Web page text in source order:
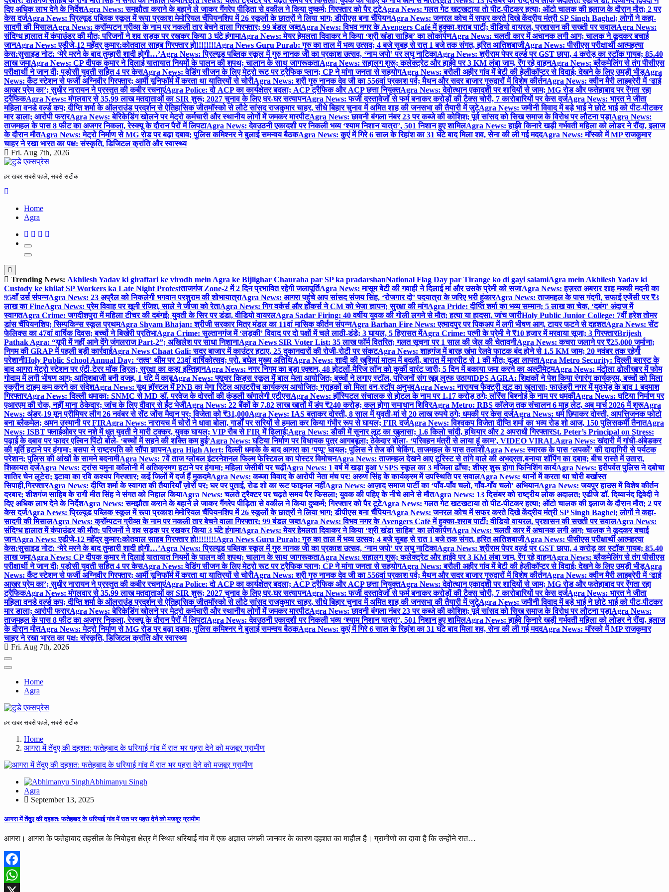
दिए अधिक लाभ देने के निर्देशAgra News: समझौता कराने के बहाने ले जाकर गैंगरेप पीड़िता से वकील ने किया दुष्कर्म; गिरफ्तार को पैर टूटेAgra News: गलत गेट खटखटाया तो पीट-पीटकर हत्या; ऑटो चालक की इलाज के दौरान मौत; 2 पर
केस दर्जAgra News: प्रिल्यूड पब्लिक स्कूल में रूपा प्रकाश मेमोरियल चैंपियनशिप में 26 स्कूलों के छात्रों ने लिया भाग; डीपीएस बना चैंपियनAgra News: जनरल कोच में सफर करते दिखे केंद्रीय मंत्री SP Singh Baghel; लोगों ने कहा-
सादगी की मिसालAgra News: क्रॉम्पटन ग्रीव्स के नाम पर नकली तार बेचने वाला गिरफ्तार; 99 बंडल जब्तAgra News: विभव नगर के Avengers Café में हुक्का-शराब पार्टी; वीडियो वायरल, प्रशासन की सख्ती पर सवालAgra News:
संदिग्ध हालात में कंपाउंडर की मौत; परिजनों ने शव सड़क पर रखकर किया 3 घंटे हंगामाAgra News: मेयर हेमलता दिवाकर ने किया ‘श्री खंडा साहिब’ का लोकार्पणAgra News: चलती कार में अचानक लगी आग; चालक ने कूदकर बचाई
जानAgra News: एडीजे-12 महेंद्र कुमार:कोतवाल साहब गिरफ्तार हो!!!!!!!!Agra News Guru Purab: गुरु का ताल में भव्य उत्सव; 4 बजे सुबह से रात 1 बजे तक संगत, हरित आतिशबाजीAgra News: पीसीएस परीक्षार्थी आत्महत्या
केस:सुसाइड नोट: ‘मेरे मरने के बाद तुम्हारी शादी होगी…’Agra News: प्रिल्यूड पब्लिक स्कूल में गुरु नानक जी का प्रकाश उत्सव, ‘नाम जपो’ पर लघु नाटिकाAgra News: श्रीराम पेपर वर्ल्ड पर GST छापा, 4 करोड़ का स्टॉक गायब; 85.40
लाख जमाAgra News: CP दीपक कुमार ने दिलाई यातायात नियमों के पालन की शपथ; चालान के साथ जागरूकताAgra News: सहालग शुरू; कलेक्ट्रेट और हाईवे पर 3 KM लंबा जाम, रेंग रहे वाहनAgra News: ब्लैकमेलिंग से तंग पीसीएस
परीक्षार्थी ने जान दी; पड़ोसी युवती सहित 4 पर केसAgra News: वेडिंग सीजन के लिए मेट्रो रूट पर ट्रैफिक प्लान; CP ने मांगा जनता से सहयोगAgra News: बरौली अहीर गांव में बेटी की हेलीकॉप्टर से विदाई; देखने के लिए उमड़ी भीड़Agra
News: कैंट स्टेशन से फर्जी अग्निवीर गिरफ्तार; आर्मी यूनिफॉर्म में करता था यात्रियों से चोरीAgra News: श्री गुरु नानक देव जी का 556वां प्रकाश पर्व; मैथन और सदर बाजार गुरुद्वारों में विशेष कीर्तनAgra News: क्वीन मैरी लाइब्रेरी में ‘ढाई
आखर प्रेम का’; सुधीर नारायन ने प्रस्तुत की कबीर रचनाएंAgra Police: दो ACP का कार्यक्षेत्र बदला; ACP ट्रैफिक और ACP छत्ता नियुक्तAgra News: देवोत्थान एकादशी पर शादियों से जाम; MG रोड और फतेहाबाद पर रेंगता रहा
ट्रैफिकAgra News: मंगलवार से 35.99 लाख मतदाताओं का SIR शुरू; 2027 चुनाव के लिए घर-घर सत्यापनAgra News: फर्जी दस्तावेजों से फर्म बनाकर करोड़ों की टैक्स चोरी, 7 कारोबारियों पर केस दर्जAgra News: भारत ने जीता
महिला वनडे वर्ल्ड कप; दीप्ति शर्मा के ऑलराउंड प्रदर्शन से ऐतिहासिक जीतमॉस्को से लौटे सांसद राजकुमार चाहर, सीधे बिहार चुनाव में अमित शाह की जनसभा की तैयारी में जुटेAgra News: जमीनी विवाद में बड़े भाई ने छोटे भाई को पीट-पीटकर
मार डाला; आरोपी फरारAgra News: बेरिकेडिंग खोलने पर मेट्रो कर्मचारी और स्थानीय लोगों में जमकर मारपीटAgra News: छावनी बंगला नंबर 23 पर कब्जे की कोशिश; पूर्व सांसद को सिख समाज के विरोध पर लौटना पड़ाAgra News:
ताजमहल के पास 8 फीट का अजगर निकला, रेस्क्यू के दौरान पैरों में लिपटाAgra News: देवउठनी एकादशी पर निकली भव्य ‘श्याम निशान यात्रा’, 501 निशान हुए शामिलAgra News: हाईवे किनारे खड़ी गर्भवती महिला को लोडर ने रौंदा, इलाज
के दौरान मौतAgra News: मेट्रो निर्माण से MG रोड पर बढ़ा दबाव; पुलिस कमिश्नर ने बुलाई समन्वय बैठकAgra News: कुएं में गिरे 6 साल के रिहांश का 31 घंटे बाद मिला शव, सेना की ली गई मददAgra News: मॉस्को में MP राजकुमार
चाहर ने रखा भारत का पक्ष: संस्कृति, डिजिटल क्रांति और स्वास्थ्य
Fri. Aug 7th, 2026
हर खबर सबसे पहले, सबसे सटीक
Home
Agra
Trending News: Akhilesh Yadav ki giraftari ke virodh mein Agra ke Bijlighar Chauraha par SP ka pradarshanNational Flag Day par Tirange ko di gayi salamiAgra mein Akhilesh Yadav ki
Custody ke khilaf SP Workers ka Late Night Protestताजगंज Zone-2 में 2 दिन प्रभावित रहेगी जलापूर्तिAgra News: मासूम बेटी की गवाही ने दिलाई मां और उसके प्रेमी को सजाAgra News: हज़रत अबरार शाह मक्की मदनी का
95वाँ उर्स संपन्नAgra News: 23 अप्रैल को निकलेगी भगवान परशुराम की शोभायात्राAgra News: आगरा पहुंचे आप सांसद संजय सिंह, ‘रोजगार दो’ पदयात्रा के जरिए भरी हुंकारAgra News: ताजमहल के पास गंदगी, सफाई एजेंसी पर ₹3
लाख का FineAgra News: प्रेम विवाह पर खूनी रंजिश, साले ने जीजा को रेताAgra News: गिग वर्कर्स और हॉकर्स ने CM को भेजा ज्ञापन; सुरक्षा की मांगAgra Pride: दीप्ति शर्मा का भव्य सम्मान; 5 लाख का चेक, ‘दबंग’ अंदाज में
स्वागतAgra Crime: जगदीशपुरा में महिला टीचर की दबंगई; युवती के सिर पर डंडा, वीडियो वायरलAgra Sadar Firing: 40 वर्षीय युवक की गोली लगने से मौत; हत्या या हादसा, जांच जारीHoly Public Junior College: 7वीं हरेश तोमर
डांस चैंपियनशिप; सिम्पकिन्स स्कूल प्रथमAgra Shyam Bhajan: श्रीजी सरकार मित्र मंडल का 11वां मासिक कीर्तन संपन्नAgra Barhan Fire News: एत्मादपुर पर पिकअप में लगी भीषण आग, टायर फटने से दहशतAgra News: सेंट
फेलिक्स का 47वां वार्षिक दिवस; बच्चों ने बिखेरी प्रतिभाAgra Crime: सुल्तानगंज में ‘लड़की’ विवाद पर दो पक्षों में चले लाठी-डंडे; 3 घायल, 5 हिरासत मेंAgra Crime: पत्नी के प्रेमी ने ₹10 हजार में मरवाया सूजा; 3 गिरफ्तारBrijesh
Pathak Agra: “यूपी में नहीं आने देंगे जंगलराज Part-2”; अखिलेश पर साधा निशानाAgra News SIR Voter List: 35 लाख फॉर्म वितरित; गलत सूचना पर 1 साल की जेल की चेतावनीAgra News: कचरा जलाने पर ₹25,000 जुर्माना;
निगम की GRAP में पहली बड़ी कार्रवाईAgra News Chaat Gali: सदर बाजार में काउंटर हटाए, 25 दुकानदारों की रोजी-रोटी पर संकटAgra News: शाहगंज में बारह खंभा रेलवे फाटक बंद होने से 1.5 KM जाम; 20 नवंबर तक रहेगी
परेशानीHoly Public School Annual Day: ‘तत्व’ थीम पर 23वां वार्षिकोत्सव; प्रो. बघेल मुख्य अतिथिAgra News: शादी की खुशियां मातम में बदली, बारात में मारपीट से 1 की मौत; दूल्हा लापताAgra Metro Security: दिल्ली ब्लास्ट के
बाद आगरा मेट्रो स्टेशन पर एंटी-टेरर मॉक ड्रिल; सुरक्षा का कड़ा इम्तिहानAgra News: नगर निगम का बड़ा एक्शन, 48 होटलों-मैरिज लॉन को कुर्की वारंट जारी; 5 दिन में बकाया जमा करने का अल्टीमेटमAgra News: मंटोला ढोलीखार में फोम
गोदाम में लगी भीषण आग; आतिशबाजी बनी वजह, 1 घंटे में काबूAgra News: फ्यूचर किड्स स्कूल में बाल मेला आयोजित; बच्चों ने लगाए स्टॉल, परिजनों संग खूब लुत्फ उठायाDPS AGRA: शिक्षकों ने पेश किया रंगारंग कार्यक्रम, बच्चों को मिला
स्क्रीन टाइम कम करने का संदेशAgra News: यूथ हॉस्टल में PNB का मेगा रिटेल आउटरीच कार्यक्रम आयोजित; ग्राहकों को मिला वन-स्टॉप अनुभवAgra News: नारायच फैक्ट्री लूट का खुलासा; फाउंड्री नगर में मुठभेड़ के बाद 1 बदमाश
गिरफ्तारAgra News: दिल्ली धमाका: SNMC से MD डॉ. परवेज के दोस्तों की कुंडली खंगालेगी एटीएसAgra News: हॉस्पिटल संचालक से होटल के नाम पर 1.17 करोड़ ठगे; लॉरेंस बिश्नोई के नाम पर धमकीAgra News: घटिया निर्माण पर
एआरएम की रोक, नहीं माना ठेकेदार; जांच के लिए दीवार से ईंट भेजीAgra News: 22 बैंकों के 7.82 लाख खातों में डंप ₹240 करोड़; कल होगा समाधान शिविरAgra Metro: RBS कॉलेज तक संचालन 6 माह लेट, अब मार्च 2026 में शुरूAgra
News: अंडर-19 मून प्रीमियर लीग 26 नवंबर से सेंट जोंस मैदान पर; विजेता को ₹31,000Agra News: IAS बताकर दोस्ती, 8 साल में युवती-मां से 20 लाख रुपये ठगे; धमकी पर केस दर्जAgra News: धर्म छिपाकर दोस्ती, आपत्तिजनक फोटो
बना ब्लैकमेल; अमन उस्मानी पर FIRAgra News: नारायच में चोरों ने धावा बोला, गार्डों पर सरियों से हमला कर किया गंभीर रूप से घायल; FIR दर्जAgra News: विश्वकप विजेता दीप्ति शर्मा का भव्य रोड शो आज, 150 पुलिसकर्मी तैनातAgra
News: ISBT फ्लाईओवर पर नशे में धुत युवती ने मारी टक्कर, युवक घायल; VIP रौब से FIR में ढिलाई!Agra News: डौकी में सुनार लूट का खुलासा; 1.6 किलो चांदी, हथियार और 2 अपराधी गिरफ्तारSt. Peter’s Principal on Stress:
पढ़ाई के दबाव पर फादर एल्विन पिंटो बोले- ‘बच्चों में सहने की शक्ति कम हुई’Agra News: घटिया निर्माण पर विधायक पुत्र आगबबूला; ठेकेदार बोला- ‘परिवहन मंत्री से लाया हूं काम’, VIDEO VIRALAgra News: खंदारी में गांधी-अंबेडकर
की मूर्ति हटाने पर हंगामा; बसपा ने राष्ट्रपति को सौंपा ज्ञापनAgra High Alert: दिल्ली धमाके के बाद आगरा का ‘पप्पू’ घायल; पुलिस ने तेज की चेकिंग, ताजमहल के पास तलाशीAgra News: स्मारक के पास ‘लपकों’ की दादागिरी से पर्यटक
परेशान; पुलिस की आंखों के सामने बदनामीAgra News: 7वें ताज ग्लोबल इंटरनेशनल फिल्म फेस्टिवल का पोस्टर विमोचनAgra News: ताजमहल देखने आए टूरिस्ट से तांगे वाले की अभद्रता,बनाया शॉपिंग का दबाव; बीच रास्ते में उतारा,
शिकायत दर्जAgra News: ट्रांस यमुना कॉलोनी में अतिक्रमण हटाने पर हंगामा; महिला जेसीबी पर चढ़ीAgra News: 1 वर्ष में खड़ा हुआ VSPS स्कूल का 3 मंजिला ढाँचा; शीघ्र शुरू होगा फिनिशिंग कार्यAgra News: हरीपर्वत पुलिस ने दबोचा
शातिर चेन लुटेरा; इटावा का रवि कश्यप गिरफ्तार; कई जिलों में दर्ज हैं मुकदमेAgra News: कब्जा विवाद के आरोपी नेता मंच पर! अरुण सिंह के कार्यक्रम में उपस्थिति पर सवालAgra News: थानों में करता था चोरी बर्खास्त
सिपाही,गिरफ्तारAgra News: दीप्ति शर्मा के स्वागत की तैयारियाँ ज़ोरों पर; घर पर पुताई, रोड शो का रूट फाइनल नहींAgra News: आज़ाद समाज पार्टी का ‘पाँव-पाँव चलो, गाँव-गाँव चलो’ अभियानAgra News: जयपुर हाउस में विशेष कीर्तन
दरबार; शीशगंज साहिब के रागी मीत सिंह ने संगत को निहाल कियाAgra News: चलते ट्रैक्टर पर चढ़ते समय पैर फिसला; युवक की पहिए के नीचे आने से मौतAgra News: 13 दिसंबर को राष्ट्रीय लोक अदालत; एडीजे डॉ. दिव्यानंद द्विवेदी ने
दिए अधिक लाभ देने के निर्देशAgra News: समझौता कराने के बहाने ले जाकर गैंगरेप पीड़िता से वकील ने किया दुष्कर्म; गिरफ्तार को पैर टूटेAgra News: गलत गेट खटखटाया तो पीट-पीटकर हत्या; ऑटो चालक की इलाज के दौरान मौत; 2 पर
केस दर्जAgra News: प्रिल्यूड पब्लिक स्कूल में रूपा प्रकाश मेमोरियल चैंपियनशिप में 26 स्कूलों के छात्रों ने लिया भाग; डीपीएस बना चैंपियनAgra News: जनरल कोच में सफर करते दिखे केंद्रीय मंत्री SP Singh Baghel; लोगों ने कहा-
सादगी की मिसालAgra News: क्रॉम्पटन ग्रीव्स के नाम पर नकली तार बेचने वाला गिरफ्तार; 99 बंडल जब्तAgra News: विभव नगर के Avengers Café में हुक्का-शराब पार्टी; वीडियो वायरल, प्रशासन की सख्ती पर सवालAgra News:
संदिग्ध हालात में कंपाउंडर की मौत; परिजनों ने शव सड़क पर रखकर किया 3 घंटे हंगामाAgra News: मेयर हेमलता दिवाकर ने किया ‘श्री खंडा साहिब’ का लोकार्पणAgra News: चलती कार में अचानक लगी आग; चालक ने कूदकर बचाई
जानAgra News: एडीजे-12 महेंद्र कुमार:कोतवाल साहब गिरफ्तार हो!!!!!!!!Agra News Guru Purab: गुरु का ताल में भव्य उत्सव; 4 बजे सुबह से रात 1 बजे तक संगत, हरित आतिशबाजीAgra News: पीसीएस परीक्षार्थी आत्महत्या
केस:सुसाइड नोट: ‘मेरे मरने के बाद तुम्हारी शादी होगी…’Agra News: प्रिल्यूड पब्लिक स्कूल में गुरु नानक जी का प्रकाश उत्सव, ‘नाम जपो’ पर लघु नाटिकाAgra News: श्रीराम पेपर वर्ल्ड पर GST छापा, 4 करोड़ का स्टॉक गायब; 85.40
लाख जमाAgra News: CP दीपक कुमार ने दिलाई यातायात नियमों के पालन की शपथ; चालान के साथ जागरूकताAgra News: सहालग शुरू; कलेक्ट्रेट और हाईवे पर 3 KM लंबा जाम, रेंग रहे वाहनAgra News: ब्लैकमेलिंग से तंग पीसीएस
परीक्षार्थी ने जान दी; पड़ोसी युवती सहित 4 पर केसAgra News: वेडिंग सीजन के लिए मेट्रो रूट पर ट्रैफिक प्लान; CP ने मांगा जनता से सहयोगAgra News: बरौली अहीर गांव में बेटी की हेलीकॉप्टर से विदाई; देखने के लिए उमड़ी भीड़Agra
News: कैंट स्टेशन से फर्जी अग्निवीर गिरफ्तार; आर्मी यूनिफॉर्म में करता था यात्रियों से चोरीAgra News: श्री गुरु नानक देव जी का 556वां प्रकाश पर्व; मैथन और सदर बाजार गुरुद्वारों में विशेष कीर्तनAgra News: क्वीन मैरी लाइब्रेरी में ‘ढाई
आखर प्रेम का’; सुधीर नारायन ने प्रस्तुत की कबीर रचनाएंAgra Police: दो ACP का कार्यक्षेत्र बदला; ACP ट्रैफिक और ACP छत्ता नियुक्तAgra News: देवोत्थान एकादशी पर शादियों से जाम; MG रोड और फतेहाबाद पर रेंगता रहा
ट्रैफिकAgra News: मंगलवार से 35.99 लाख मतदाताओं का SIR शुरू; 2027 चुनाव के लिए घर-घर सत्यापनAgra News: फर्जी दस्तावेजों से फर्म बनाकर करोड़ों की टैक्स चोरी, 7 कारोबारियों पर केस दर्जAgra News: भारत ने जीता
महिला वनडे वर्ल्ड कप; दीप्ति शर्मा के ऑलराउंड प्रदर्शन से ऐतिहासिक जीतमॉस्को से लौटे सांसद राजकुमार चाहर, सीधे बिहार चुनाव में अमित शाह की जनसभा की तैयारी में जुटेAgra News: जमीनी विवाद में बड़े भाई ने छोटे भाई को पीट-पीटकर
मार डाला; आरोपी फरारAgra News: बेरिकेडिंग खोलने पर मेट्रो कर्मचारी और स्थानीय लोगों में जमकर मारपीटAgra News: छावनी बंगला नंबर 23 पर कब्जे की कोशिश; पूर्व सांसद को सिख समाज के विरोध पर लौटना पड़ाAgra News:
ताजमहल के पास 8 फीट का अजगर निकला, रेस्क्यू के दौरान पैरों में लिपटाAgra News: देवउठनी एकादशी पर निकली भव्य ‘श्याम निशान यात्रा’, 501 निशान हुए शामिलAgra News: हाईवे किनारे खड़ी गर्भवती महिला को लोडर ने रौंदा, इलाज
के दौरान मौतAgra News: मेट्रो निर्माण से MG रोड पर बढ़ा दबाव; पुलिस कमिश्नर ने बुलाई समन्वय बैठकAgra News: कुएं में गिरे 6 साल के रिहांश का 31 घंटे बाद मिला शव, सेना की ली गई मददAgra News: मॉस्को में MP राजकुमार
चाहर ने रखा भारत का पक्ष: संस्कृति, डिजिटल क्रांति और स्वास्थ्य
Fri. Aug 7th, 2026
Home
Agra
हर खबर सबसे पहले, सबसे सटीक
Home
आगरा में तेंदुए की दहशत: फतेहबाद के धरियाई गांव में रात भर पहरा देने को मजबूर ग्रामीण
Abhimanyu Singh
Agra
September 13, 2025
आगरा में तेंदुए की दहशत: फतेहबाद के धरियाई गांव में रात भर पहरा देने को मजबूर ग्रामीण
आगरा। आगरा के फतेहाबाद तहसील के निबोहरा क्षेत्र में स्थित धरियाई गांव में एक अज्ञात जंगली जानवर के कारण दहशत का माहौल है। ग्रामीणों का दावा है कि उन्होंने रात…
Facebook